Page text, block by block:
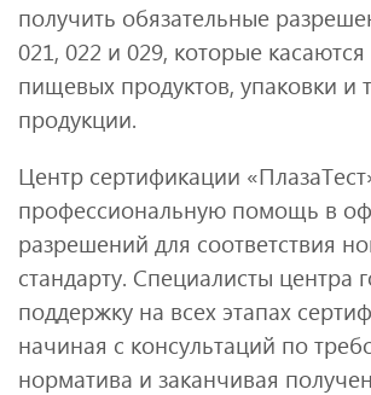
получить обязательные
021, 022 и 029, которые
пищевых продуктов, упаковки и
продукции.
Центр сертификации
профессиональную помощь в
разрешений для соответствия
стандарту. Специалисты центра
поддержку на всех этапах
начиная с консультаций по
норматива и заканчивая